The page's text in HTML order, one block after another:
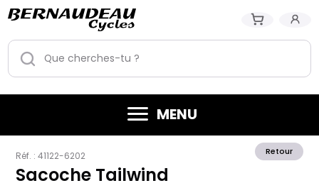
MENU
Retour
Réf. : 41122-6202
Sacoche Tailwind